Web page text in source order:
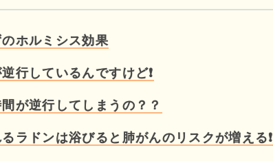
ホルミシス効果
行しているんですけど❗
が逆行してしまうの？？
ラドンは浴びると肺がんのリスクが増える❗